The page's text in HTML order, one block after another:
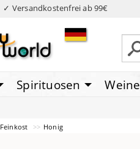
✓ Versandkostenfrei ab 99€
Spirituosen Weine
Feinkost Honig